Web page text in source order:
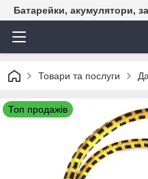
Батарейки, акумулятори,
Товари та послуги
Топ продажів